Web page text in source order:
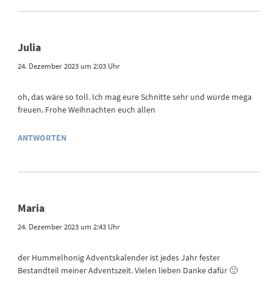
Julia
24. Dezember 2023 um 2:03 Uhr
oh, das wäre so toll. Ich mag eure Schnitte sehr und würde mega
freuen. Frohe Weihnachten euch allen
ANTWORTEN
Maria
24. Dezember 2023 um 2:43 Uhr
der Hummelhonig Adventskalender ist jedes Jahr fester
Bestandteil meiner Adventszeit. Vielen lieben Danke dafür 🙂